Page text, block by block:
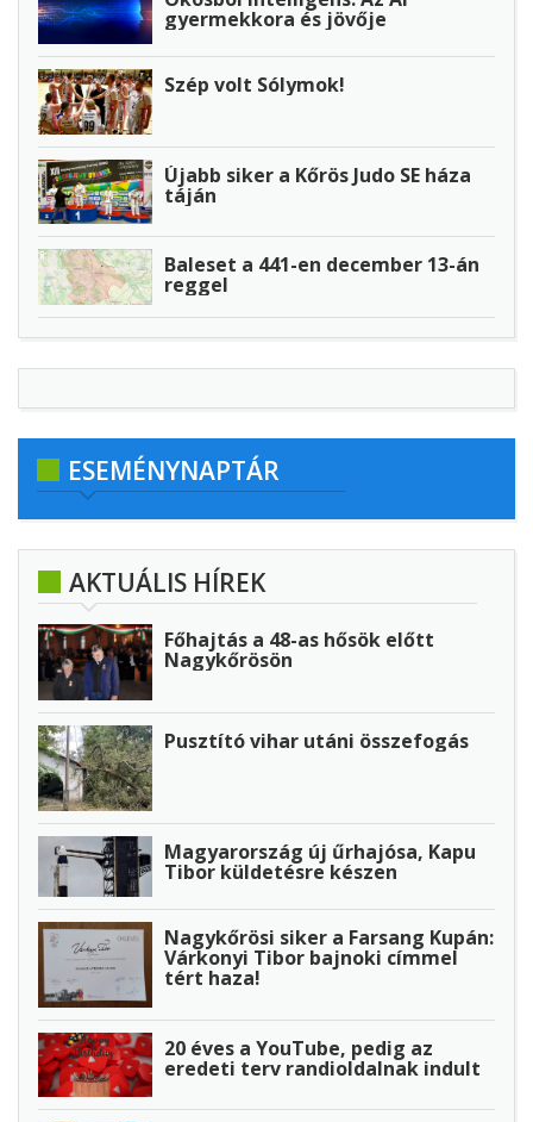
gyermekkora és jövője
Szép volt Sólymok!
Újabb siker a Kőrös Judo SE háza
táján
Baleset a 441-en december 13-án
reggel
ESEMÉNYNAPTÁR
AKTUÁLIS HÍREK
Főhajtás a 48-as hősök előtt
Nagykőrösön
Pusztító vihar utáni összefogás
Magyarország új űrhajósa, Kapu
Tibor küldetésre készen
Nagykőrösi siker a Farsang Kupán:
Várkonyi Tibor bajnoki címmel
tért haza!
20 éves a YouTube, pedig az
eredeti terv randioldalnak indult